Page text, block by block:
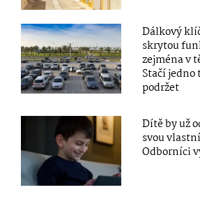
Dálkový
skrytou
zejména v
Stačí
podržet
Dítě by už
svou
Odborníci